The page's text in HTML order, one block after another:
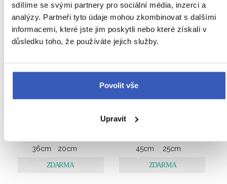
sdílíme se svými partnery pro sociální média, inzerci a
analýzy. Partneři tyto údaje mohou zkombinovat s dalšími
informacemi, které jste jim poskytli nebo které získali v
důsledku toho, že používáte jejich služby.
Povolit vše
Upravit
zavazadel
36cm 20cm
10
56cm
45cm 25cm